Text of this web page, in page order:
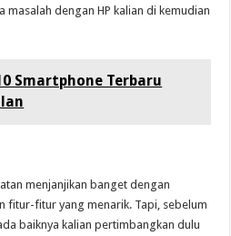
masalah dengan HP kalian di kemudian
Smartphone Terbaru
menjanjikan banget dengan
fitur-fitur yang menarik. Tapi, sebelum
baiknya kalian pertimbangkan dulu